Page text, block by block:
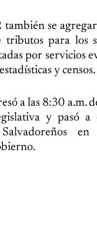
se
para los
por servicios
y censos.
a las 8:30 a.m.
y pasó a